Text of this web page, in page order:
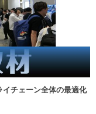
イチェーン全体の最適化